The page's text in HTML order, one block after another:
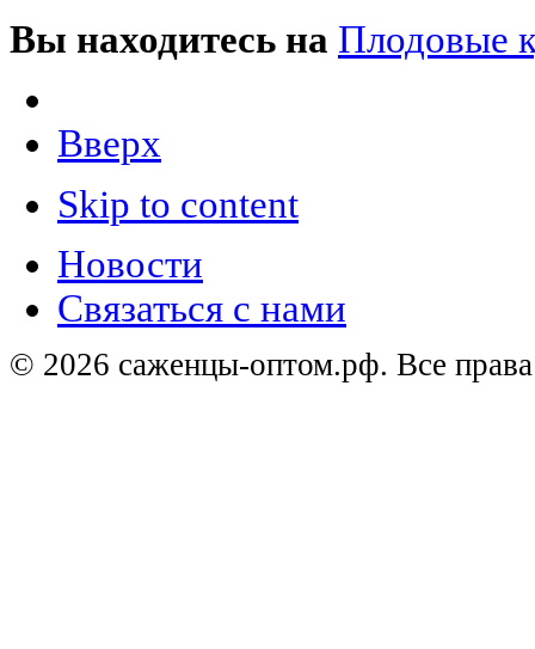
Вы находитесь на Плодовые
Вверх
Skip to content
Новости
Связаться с нами
© 2026 саженцы-оптом.рф. Все